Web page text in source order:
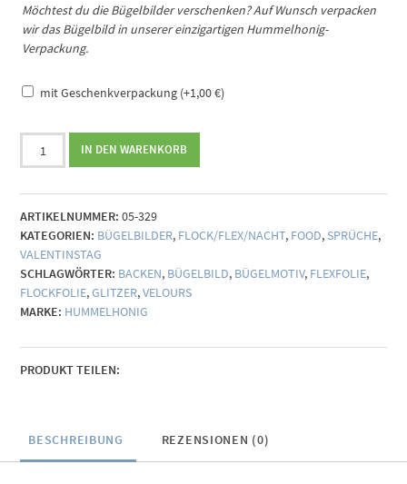
Möchtest du die Bügelbilder verschenken? Auf Wunsch verpacken
wir das Bügelbild in unserer einzigartigen Hummelhonig-
Verpackung.
mit Geschenkverpackung (+1,00€)
Bügelbild
Kuchen
Menge
IN DEN WARENKORB
ARTIKELNUMMER: 05-329
KATEGORIEN: BÜGELBILDER, FLOCK/FLEX/NACHT, FOOD, SPRÜCHE,
VALENTINSTAG
SCHLAGWÖRTER: BACKEN, BÜGELBILD, BÜGELMOTIV, FLEXFOLIE,
FLOCKFOLIE,GLITZER,VELOURS
MARKE: HUMMELHONIG
PRODUKT TEILEN:
BESCHREIBUNG REZENSIONEN (0)